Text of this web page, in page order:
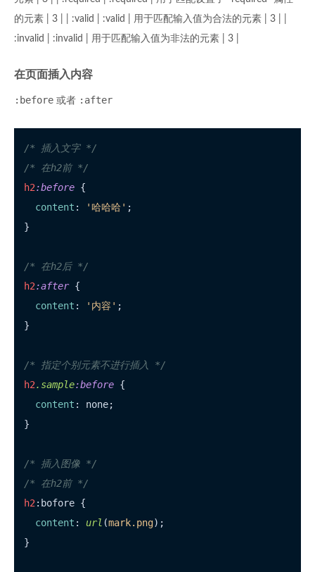
的元素 | 3 | | :valid | :valid | 用于匹配输入值为合法的元素 | 3 | |
:invalid | :invalid | 用于匹配输入值为非法的元素 | 3 |
在页面插入内容
:before 或者 :after
/* 插入文字 */
/* 在h2前 */
h2:before {
content : '哈哈哈' ;
}
/* 在h2后 */
h2:after {
content : '内容' ;
}
/* 指定个别元素不进行插入 */
h2.sample:before {
content : none;
}
/* 插入图像 */
/* 在h2前 */
h2:bofore {
content : url (mark.png);
}